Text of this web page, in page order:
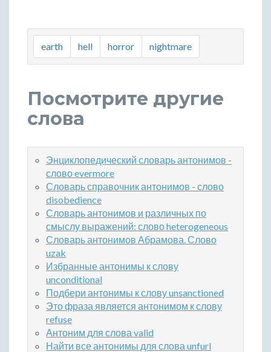
earth hell horror nightmare
Посмотрите другие
слова
Энциклопедический словарь антонимов -
слово evermore
Словарь справочник антонимов - слово
disobedience
Словарь антонимов и различных по
смыслу выражений: слово heterogeneous
Словарь антонимов Абрамова. Слово
uzak
Избранные антонимы к слову
unconditional
Подбери антонимы к слову unsanctioned
Это фраза является антонимом к слову
refuse
Антоним для слова valid
Найти все антонимы для слова unfurl